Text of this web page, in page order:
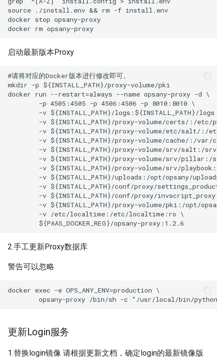
source ./install.env && rm -f install.env
docker stop opsany-proxy
启动最新版本Proxy
#请将对应的Docker版本进行修改即可。
mkdir -p ${INSTALL_PATH}/proxy-volume/pki
docker run --restart=always --name opsany-proxy -d \
        -p 4505:4505 -p 4506:4506 -p 8010:8010 \
-v ${INSTALL_PATH}/logs:${INSTALL_PATH}/logs
-v ${INSTALL_PATH}/proxy-volume/certs/:/etc/
-v ${INSTALL_PATH}/proxy-volume/etc/salt/:/
-v ${INSTALL_PATH}/proxy-volume/cache/:/var/
-v ${INSTALL_PATH}/proxy-volume/srv/salt:/
-v ${INSTALL_PATH}/proxy-volume/srv/pillar:/
-v ${INSTALL_PATH}/proxy-volume/srv/
-v ${INSTALL_PATH}/uploads:/opt/opsany/
-v ${INSTALL_PATH}/conf/proxy/
-v ${INSTALL_PATH}/conf/proxy/
-v ${INSTALL_PATH}/proxy-volume/pki:/opt/
        -v /etc/localtime:/etc/localtime:ro \
2.手工更新Proxy数据库
警告可以忽略
docker exec -e OPS_ANY_ENV=production \
更新Login服务
1.替换login镜像 请根据更新文档，确定login的最新镜像版